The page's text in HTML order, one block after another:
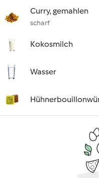
Curry, gemahlen
scharf
Kokosmilch
Wasser